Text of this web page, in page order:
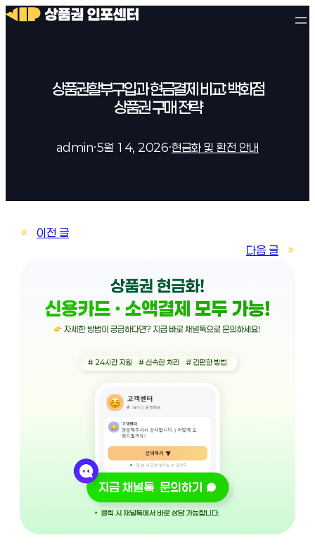
상품권할부구입과 현금결제 비교: 백화점
상품권 구매 전략
admin·5월 14, 2026·현금화 및 환전 안내
«
이전 글
다음 글
»